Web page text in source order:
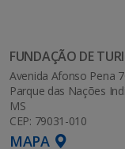
FUNDAÇÃO DE
Avenida Afonso Pena
Parque das Nações
MS
CEP: 79031-010
MAPA